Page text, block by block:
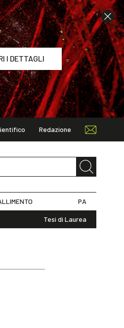
I DETTAGLI
Redazione
PA
Tesi di Laurea